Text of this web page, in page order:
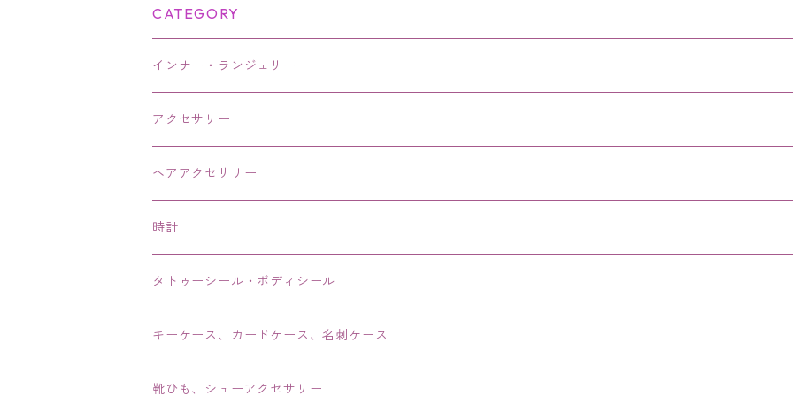
CATEGORY
インナー・ランジェリー
アクセサリー
ネックレス・チョーカー
ピアス・イヤリング・鼻ピアス
リング・指輪
ブレス・バングル・ブレスレット・腕輪
アンクレット
ヘアアクセサリー
時計
タトゥーシール・ボディシール
キーケース、カードケース、名刺ケース
靴ひも、シューアクセサリー